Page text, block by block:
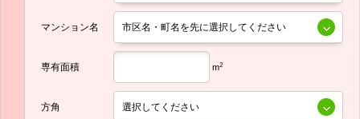
マンション名
専有面積 m2
方角